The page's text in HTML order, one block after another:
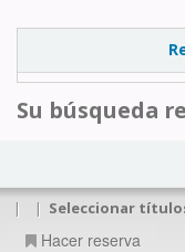
Su búsqueda
| | Seleccionar
Hacer reserva